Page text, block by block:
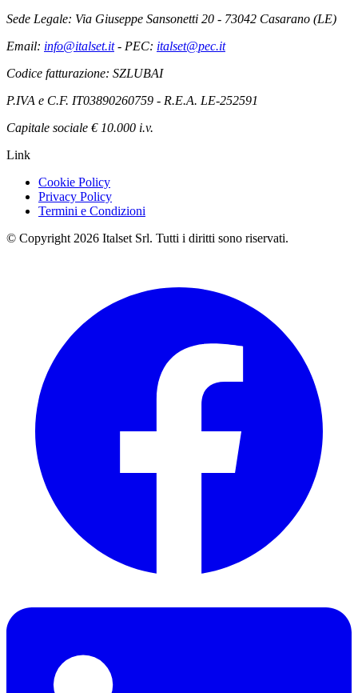
Sede Legale: Via Giuseppe Sansonetti 20 - 73042 Casarano (LE)
Email: info@italset.it- PEC: italset@pec.it
Codice fatturazione: SZLUBAI
P.IVA e C.F. IT03890260759 - R.E.A. LE-252591
Capitale sociale € 10.000 i.v.
Link
Cookie Policy
Privacy Policy
Termini e Condizioni
© Copyright 2026 Italset Srl. Tutti i diritti sono riservati.